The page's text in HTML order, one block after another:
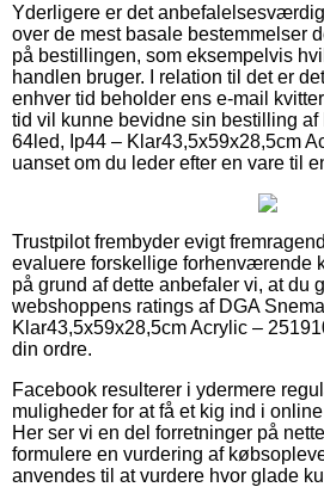
Yderligere er det
over de mest basale bestemmelser
på bestillingen, som eksempelvis
handlen bruger. I relation til det er
enhver tid beholder ens e-mail
tid vil kunne bevidne sin bestilling af
64led, Ip44 – Klar43,5x59x28,5cm
uanset om du leder efter en vare til
Trustpilot frembyder evigt
evaluere forskellige forhenværende
på grund af dette anbefaler vi, at du
webshoppens ratings af DGA
Klar43,5x59x28,5cm Acrylic –
din ordre.
Facebook resulterer i ydermere
muligheder for at få et kig ind i
Her ser vi en del forretninger på
formulere en vurdering af
anvendes til at vurdere hvor glade